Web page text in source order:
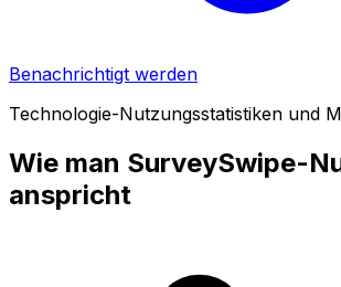
Benachrichtigt werden
Technologie-Nutzungsstatistiken und
Wie man SurveySwipe-
anspricht